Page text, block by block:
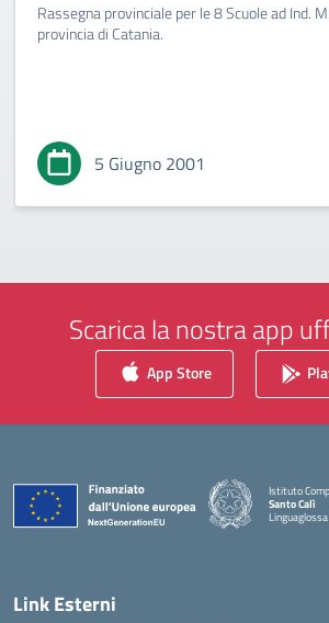
Rassegna provinciale per le 8 Scuole ad Ind.
provincia di Catania.
5 Giugno 2001
Scarica la nostra app
App Store
Istituto
Santo Calì
Linguaglossa
— Visita la
Link Esterni